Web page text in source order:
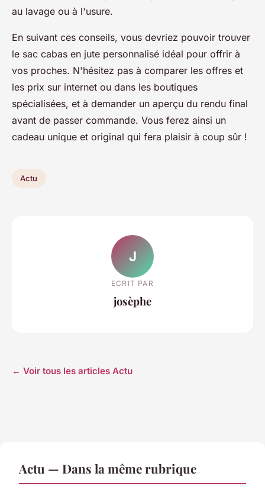
au lavage ou à l'usure.
En suivant ces conseils, vous devriez pouvoir trouver
le sac cabas en jute personnalisé idéal pour offrir à
vos proches. N'hésitez pas à comparer les offres et
les prix sur internet ou dans les boutiques
spécialisées, et à demander un aperçu du rendu final
avant de passer commande. Vous ferez ainsi un
cadeau unique et original qui fera plaisir à coup sûr !
Actu
J
ECRIT PAR
josèphe
← Voir tous les articles Actu
Actu — Dans la même rubrique